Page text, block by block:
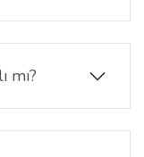
9
özel
mı?
kullanımda